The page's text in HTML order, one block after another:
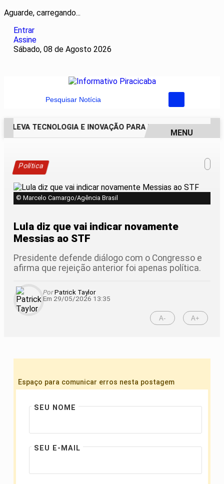
Aguarde, carregando...
Entrar
Assine
Sábado, 08 de Agosto 2026
Pesquisar Notícia
LEVA TECNOLOGIA E INOVAÇÃO PARA ESTUDANTES DA
MENU
Política
© Marcelo Camargo/Agência Brasil
Lula diz que vai indicar novamente
Messias ao STF
Presidente defende diálogo com o Congresso e
afirma que rejeição anterior foi apenas política.
PorPatrick Taylor
Em 29/05/2026 13:35
A- A+
Espaço para comunicar erros nesta postagem
SEU NOME
SEU E-MAIL